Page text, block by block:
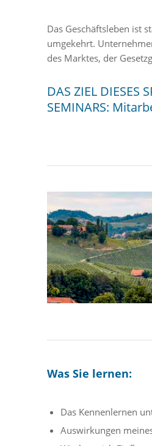
Das Geschäftsleben ist
umgekehrt.
des Marktes, der
DAS ZIEL DIESES
SEMINARS:
Was Sie lernen:
Das Kennenlernen
Auswirkungen